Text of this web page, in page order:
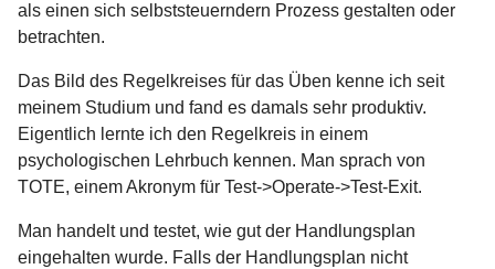
als einen sich selbststeuerndern Prozess gestalten oder
betrachten.
Das Bild des Regelkreises für das Üben kenne ich seit
meinem Studium und fand es damals sehr produktiv.
Eigentlich lernte ich den Regelkreis in einem
psychologischen Lehrbuch kennen. Man sprach von
TOTE, einem Akronym für Test->Operate->Test-Exit.
Man handelt und testet, wie gut der Handlungsplan
eingehalten wurde. Falls der Handlungsplan nicht